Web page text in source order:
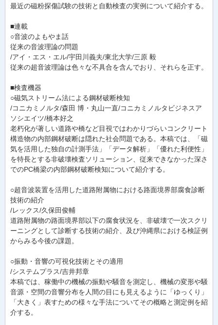
最近の磁粉探傷試験の技術と自動検査の実例について紹介する。
■連載
○音波のよもやま話
従来の音波理論の問題
/アイ・エス・エル/宇田川義夫/東北大学/三原 毅
従来の超音波理論は色々な不具合を含んでおり、それらを正す。
■検査機器
○磁気ストリーム法による鋼材破断検知
/コニカミノルタ/森田 博・丸山一直/コニカミノルタビジネスア
ソシエイツ/橋本好之
老朽化が著しい道路や橋など目視ではわかりづらいコンクリート
構造物の内部鋼材破断は隠れた社会問題である。本稿では、「磁
気を活用した独自の計測手法」「データ解析」「優れた利便性」
を特長とする非破壊検査ソリューション、従来できなかった深さ
でのPC橋梁の内部鋼材破断検知について紹介する。
○超音波装置を活用した道路附属物における路面境界部腐食診断
技術の紹介
/レックス/久保田俊輔
道路附属物の路面境界部以下の腐食状況を、非破壊で一次スクリ
ーニングとして診断する技術の紹介、及び沖縄県における検証例
からみる今後の課題。
○振動・音響の可視化技術とその適用
/システムプラス/吉井邦章
本稿では、稼働中の機械の振動や騒音を測定し、機械の変形や騒
音源・空間の音響分布を人間の目にも見えるように「ゆっくり」
「大きく」表すための様々な手法についてその概略と測定例を紹
介する。